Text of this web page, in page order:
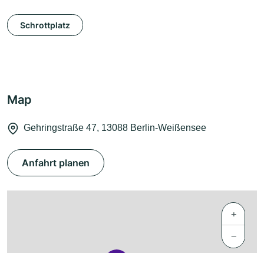
Schrottplatz
Map
Gehringstraße 47, 13088 Berlin-Weißensee
Anfahrt planen
+
−